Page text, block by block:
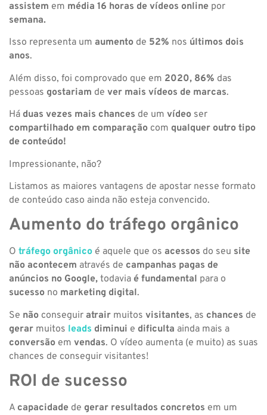
assistem em média 16 horas de vídeos online por
semana.
Isso representa um aumento de 52% nos últimos dois
anos.
Além disso, foi comprovado que em 2020, 86% das
pessoas gostariam de ver mais vídeos de marcas.
Há duas vezes mais chances de um vídeo ser
compartilhado em comparação com qualquer outro tipo
de conteúdo!
Impressionante, não?
Listamos as maiores vantagens de apostar nesse formato
de conteúdo caso ainda não esteja convencido.
Aumento do tráfego orgânico
O tráfego orgânico é aquele que os acessos do seu site
não acontecem através de campanhas pagas de
anúncios no Google, todavia é fundamental para o
sucesso no marketing digital.
Se não conseguir atrair muitos visitantes, as chances de
gerar muitos leads diminui e dificulta ainda mais a
conversão em vendas. O vídeo aumenta (e muito) as suas
chances de conseguir visitantes!
ROI de sucesso
A capacidade de gerar resultados concretos em um